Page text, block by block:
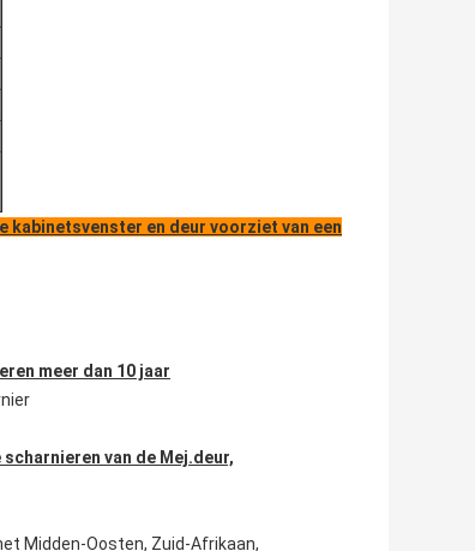
kabinetsvenster en deur voorziet van een
meer dan 10 jaar
van de Mej.deur,
Midden-Oosten, Zuid-Afrikaan,